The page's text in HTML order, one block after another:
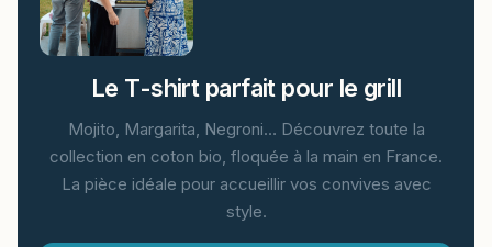
Le T-shirt parfait pour le grill
Mojito, Margarita, Negroni… Découvrez toute la
collection en coton bio, floquée à la main en France.
La pièce idéale pour accueillir vos convives avec
style.